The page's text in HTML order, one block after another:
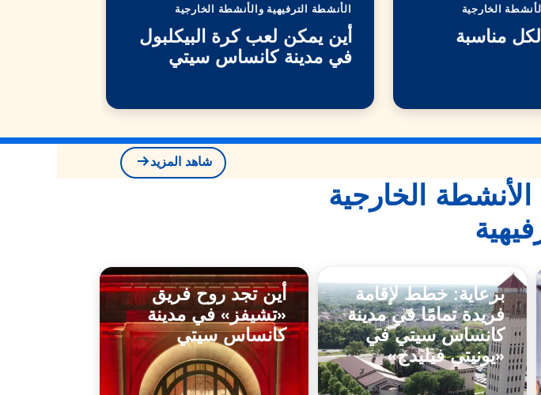
الخارجية
مناسبة
الأنشطة الترفيهية والأنشطة الخارجية
أين يمكن لعب كرة البيكلبول
في مدينة كانساس سيتي
شاهد المزيد
الخارجية
برعاية: خطط لإقامة
فريدة تمامًا في مدينة
كانساس سيتي في
«يونيتي فيليدج»
أين تجد روح فريق
«تشيفز» في مدينة
كانساس سيتي